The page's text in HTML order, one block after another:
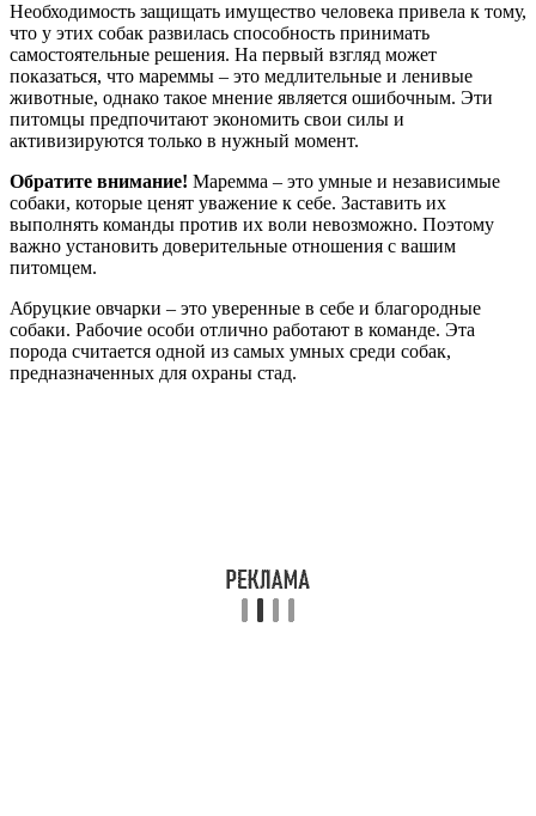
Необходимость защищать имущество человека привела к тому,
что у этих собак развилась способность принимать
самостоятельные решения. На первый взгляд может
показаться, что мареммы – это медлительные и ленивые
животные, однако такое мнение является ошибочным. Эти
питомцы предпочитают экономить свои силы и
активизируются только в нужный момент.
Обратите внимание! Маремма – это умные и независимые
собаки, которые ценят уважение к себе. Заставить их
выполнять команды против их воли невозможно. Поэтому
важно установить доверительные отношения с вашим
питомцем.
Абруцкие овчарки – это уверенные в себе и благородные
собаки. Рабочие особи отлично работают в команде. Эта
порода считается одной из самых умных среди собак,
предназначенных для охраны стад.